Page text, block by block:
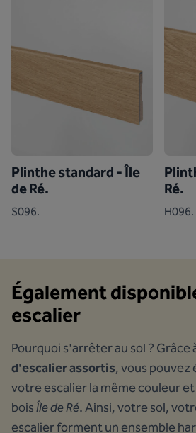
Plinthe standard - Île
de Ré.
S096.
Ré.
H096.
Également
escalier
Pourquoi s'arrêter au sol ? Grâce
d'escalier assortis, vous pouvez
votre escalier la même couleur
boisÎle de Ré. Ainsi, votre sol,
escalier forment un ensemble